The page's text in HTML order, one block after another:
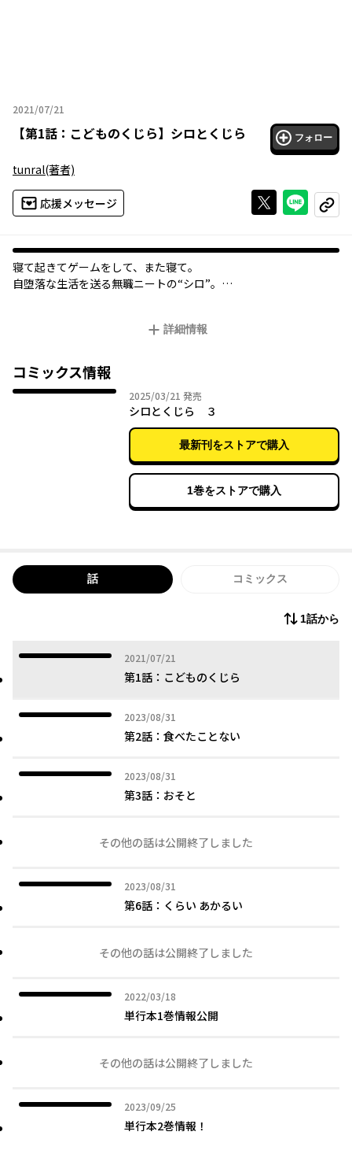
2021/07/21
2021年07月21日
【第1話：こどものくじら】 シロとくじら フォロー
tunral(著者)
応援メッセージ Xで投稿する
ライン
コピー
寝て起きてゲームをして、また寝て。
自堕落な生活を送る無職ニートの“シロ”。
最初は、幼稚園に通うまだ幼いくじらにとまどいつつも、二人の
ニートと園児、ちぐはぐほほえまコメディ。
詳細情報
コミックス情報
2025/03/21 2025年03月21日
発売
シロとくじら ３
最新刊をストアで購入
1巻をストアで購入
話 コミックス
1話から
2021/07/21
2021年07月21日
第1話：こどものくじら
2023/08/31
2023年08月31日
第2話：食べたことない
2023/08/31
2023年08月31日
第3話：おそと
その他の話は公開終了しました
2023/08/31
2023年08月31日
第6話：くらい あかるい
その他の話は公開終了しました
2022/03/18
2022年03月18日
単行本1巻情報公開
その他の話は公開終了しました
2023/09/25
2023年09月25日
単行本2巻情報！